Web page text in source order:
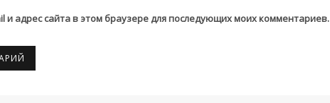
и адрес сайта в этом браузере для последующих моих комментариев.